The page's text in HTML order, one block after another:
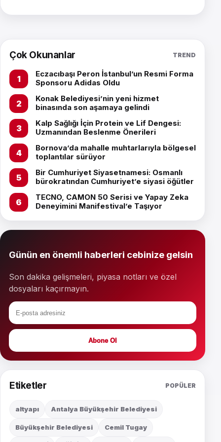
Çok Okunanlar TREND
Eczacıbaşı Peron İstanbul’un Resmi Forma
Sponsoru Adidas Oldu
Konak Belediyesi’nin yeni hizmet
binasında son aşamaya gelindi
Kalp Sağlığı İçin Protein ve Lif Dengesi:
Uzmanından Beslenme Önerileri
Bornova’da mahalle muhtarlarıyla bölgesel
toplantılar sürüyor
Bir Cumhuriyet Siyasetnamesi: Osmanlı
bürokratından Cumhuriyet’e siyasi öğütler
TECNO, CAMON 50 Serisi ve Yapay Zeka
Deneyimini Manifestival’e Taşıyor
Günün en önemli haberleri cebinize gelsin
Son dakika gelişmeleri, piyasa notları ve özel
dosyaları kaçırmayın.
Abone Ol
Etiketler POPÜLER
altyapı Antalya Büyükşehir Belediyesi
Büyükşehir Belediyesi Cemil Tugay